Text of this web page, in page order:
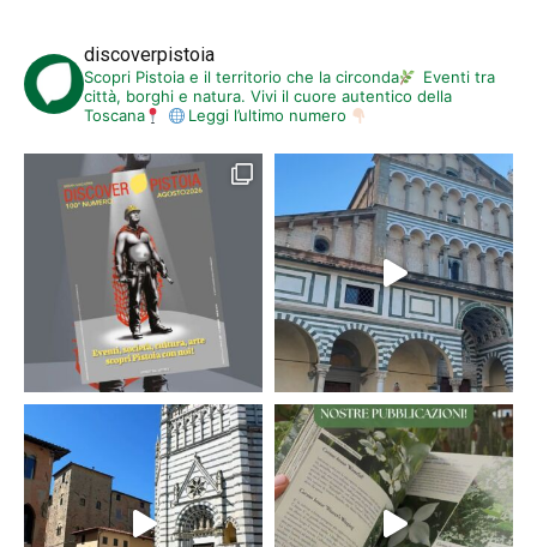
discoverpistoia
Scopri Pistoia e il territorio che la circonda
Eventi tra
città, borghi e natura. Vivi il cuore autentico della
Toscana
Leggi l’ultimo numero